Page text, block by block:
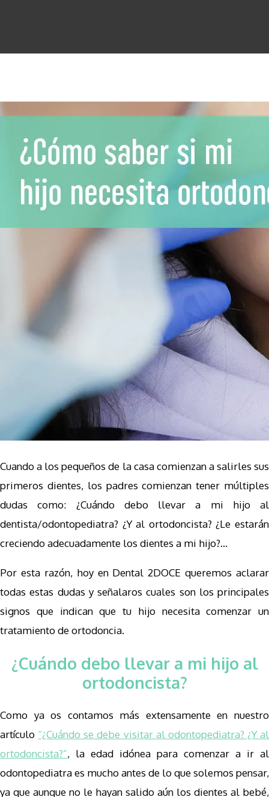
Cuando a los pequeños de la casa comienzan a salirles sus
primeros dientes, los padres comienzan tener múltiples
dudas como: ¿Cuándo debo llevar a mi hijo al
dentista/odontopediatra? ¿Y al ortodoncista? ¿Le estarán
creciendo adecuadamente los dientes a mi hijo?…
Por esta razón, hoy en Dental 2DOCE queremos aclarar
todas estas dudas y señalaros cuales son los principales
signos que indican que tu hijo necesita comenzar un
tratamiento de ortodoncia.
¿Cuándo debo llevar a mi hijo al
ortodoncista?
Como ya os contamos más extensamente en nuestro
artículo “¿Cuándo se debe visitar al odontopediatra? ¿Y al
ortodoncista?”, la edad idónea para comenzar a ir al
odontopediatra es mucho antes de lo que solemos pensar,
ya que aunque no le hayan salido aún los dientes al bebé,